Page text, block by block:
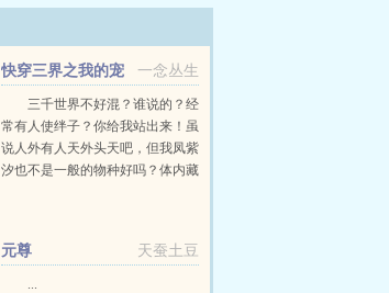
一念丛生
快穿三界之我的宠
物是阎罗大佬
三千世界不好混？谁说的？经
常有人使绊子？你给我站出来！虽
说人外有人天外头天吧，但我凤紫
汐也不是一般的物种好吗？体内藏
量？...
天蚕土豆
元尊
...